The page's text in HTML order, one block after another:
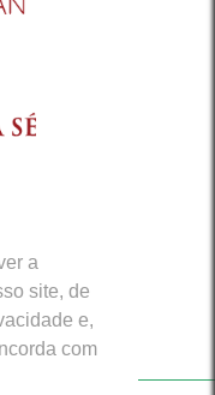
a
site, de
e,
com